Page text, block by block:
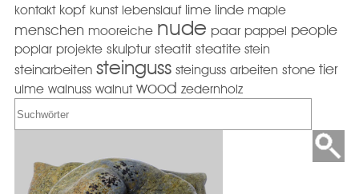
kontakt kopf kunst lebenslauf lime linde maple
menschen mooreiche nude paar pappel people
poplar projekte skulptur steatit steatite stein
steinarbeiten steinguss steinguss arbeiten stone tier
ulme walnuss walnut wood zedernholz